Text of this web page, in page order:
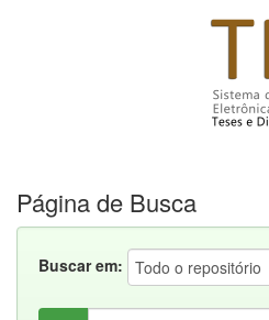
Página de Busca
Buscar em: